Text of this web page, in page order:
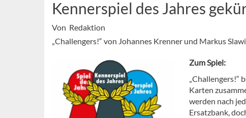
Kennerspiel des Jahres
Von Redaktion
„Challengers!“ von Johannes Krenner und Markus
Zum Spiel:
„Challengers!“
Karten
werden nach
Ersatzbank,